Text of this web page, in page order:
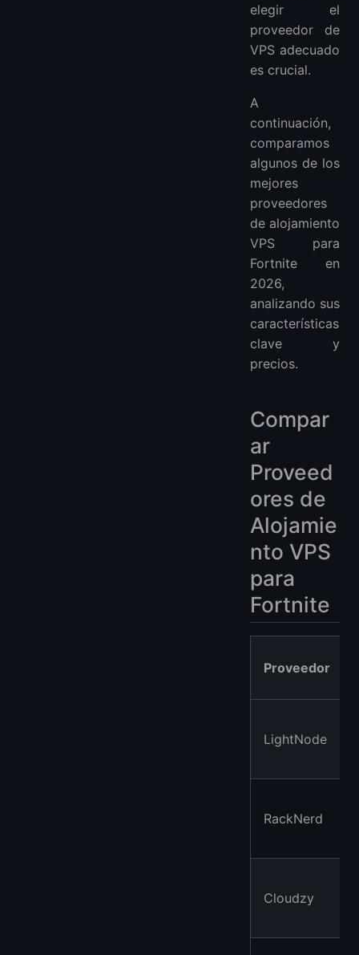
elegir el
proveedor de
VPS adecuado
es crucial.
A
continuación,
comparamos
algunos de los
mejores
proveedores
de alojamiento
VPS para
Fortnite en
2026,
analizando sus
características
clave y
precios.
Compar
ar
Proveed
ores de
Alojamie
nto VPS
para
Fortnite
Proveedor
LightNode
RackNerd
Cloudzy